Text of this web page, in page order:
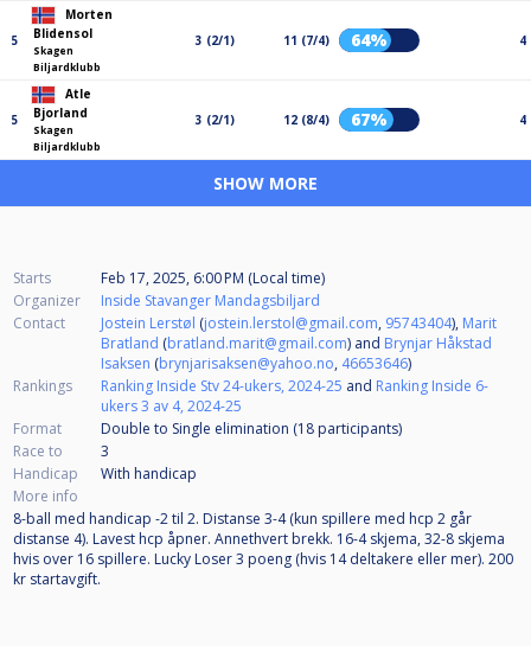
5
Morten
Blidensol
Skagen
Biljardklubb
3 (2/1) 11 (7/4) 64% 4
5
Atle
Bjorland
Skagen
Biljardklubb
3 (2/1) 12 (8/4) 67% 4
SHOW MORE
Starts
Feb 17, 2025, 6:00 PM (Local time)
Organizer
Inside Stavanger Mandagsbiljard
Contact
Jostein Lerstøl (jostein.lerstol@gmail.com, 95743404), Marit
Bratland (bratland.marit@gmail.com) and Brynjar Håkstad
Isaksen (brynjarisaksen@yahoo.no, 46653646)
Rankings
Ranking Inside Stv 24-ukers, 2024-25 and Ranking Inside 6-
ukers 3 av 4, 2024-25
Format
Double to Single elimination (18 participants)
Race to
3
Handicap
With handicap
More info
8-ball med handicap -2 til 2. Distanse 3-4 (kun spillere med hcp 2 går
distanse 4). Lavest hcp åpner. Annethvert brekk. 16-4 skjema, 32-8 skjema
hvis over 16 spillere. Lucky Loser 3 poeng (hvis 14 deltakere eller mer). 200
kr startavgift.